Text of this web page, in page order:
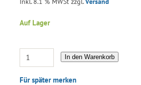
Auf Lager
In den Warenkorb
Für später merken